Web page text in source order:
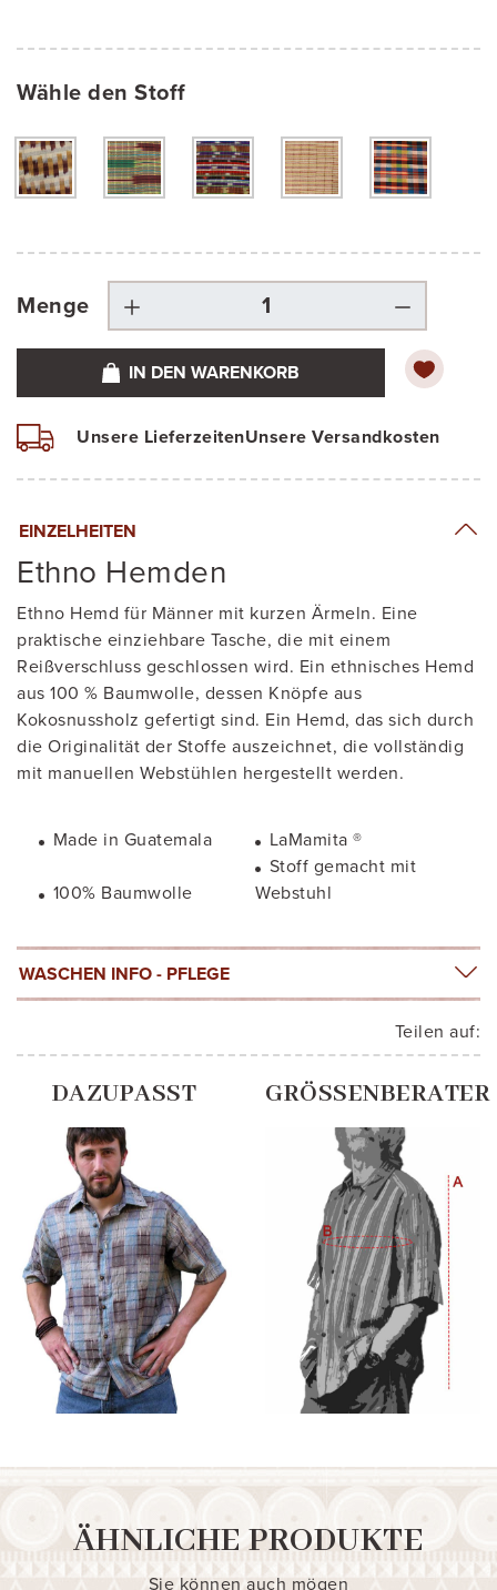
Wähle den Stoff
Menge
IN DEN WARENKORB
Unsere LieferzeitenUnsere Versandkosten
EINZELHEITEN
Ethno Hemden
Ethno Hemd für Männer mit kurzen Ärmeln. Eine
praktische einziehbare Tasche, die mit einem
Reißverschluss geschlossen wird. Ein ethnisches Hemd
aus 100 % Baumwolle, dessen Knöpfe aus
Kokosnussholz gefertigt sind. Ein Hemd, das sich durch
die Originalität der Stoffe auszeichnet, die vollständig
mit manuellen Webstühlen hergestellt werden.
Made in Guatemala LaMamita ®
100% Baumwolle
Stoff gemacht mit
Webstuhl
WASCHEN INFO - PFLEGE
Teilen auf:
DAZUPASST GRÖSSENBERATER
ÄHNLICHE PRODUKTE
Sie können auch mögen